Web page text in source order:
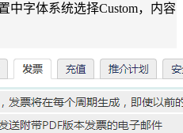
中字体系统选择Custom，内容